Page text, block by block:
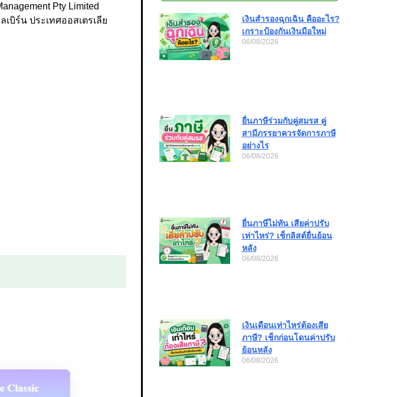
Pty Limited
บิร์น ประเทศออสเตรเลีย
เงินสำรองฉุกเฉิน คืออะไร?
เกราะป้องกันเงินมือใหม่
06/08/2026
ยื่นภาษีร่วมกับคู่สมรส คู่
สามีภรรยาควรจัดการภาษี
อย่างไร
06/08/2026
ยื่นภาษีไม่ทัน เสียค่าปรับ
เท่าไหร่? เช็กลิสต์ยื่นย้อน
หลัง
06/08/2026
เงินเดือนเท่าไหร่ต้องเสีย
ภาษี? เช็กก่อนโดนค่าปรับ
ย้อนหลัง
06/08/2026